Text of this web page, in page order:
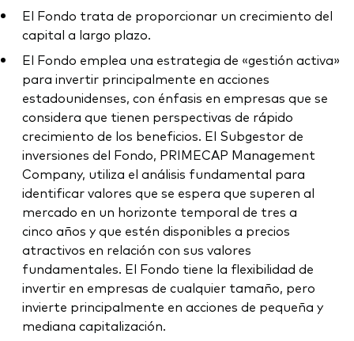
El Fondo trata de proporcionar un crecimiento del
capital a largo plazo.
El Fondo emplea una estrategia de «gestión activa»
para invertir principalmente en acciones
estadounidenses, con énfasis en empresas que se
considera que tienen perspectivas de rápido
crecimiento de los beneficios. El Subgestor de
inversiones del Fondo, PRIMECAP Management
Company, utiliza el análisis fundamental para
identificar valores que se espera que superen al
mercado en un horizonte temporal de tres a
cinco años y que estén disponibles a precios
atractivos en relación con sus valores
fundamentales. El Fondo tiene la flexibilidad de
invertir en empresas de cualquier tamaño, pero
invierte principalmente en acciones de pequeña y
mediana capitalización.